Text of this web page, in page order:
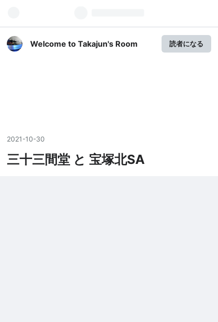
Welcome to Takajun's Room 読者になる
2021-10-30
三十三間堂 と 宝塚北SA